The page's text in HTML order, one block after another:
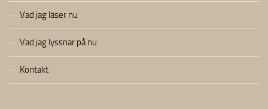
Vad jag läser nu
Vad jag lyssnar på nu
Kontakt